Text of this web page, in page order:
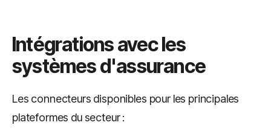
Intégrations avec les
systèmes d'assurance
Les connecteurs disponibles pour les principales
plateformes du secteur :